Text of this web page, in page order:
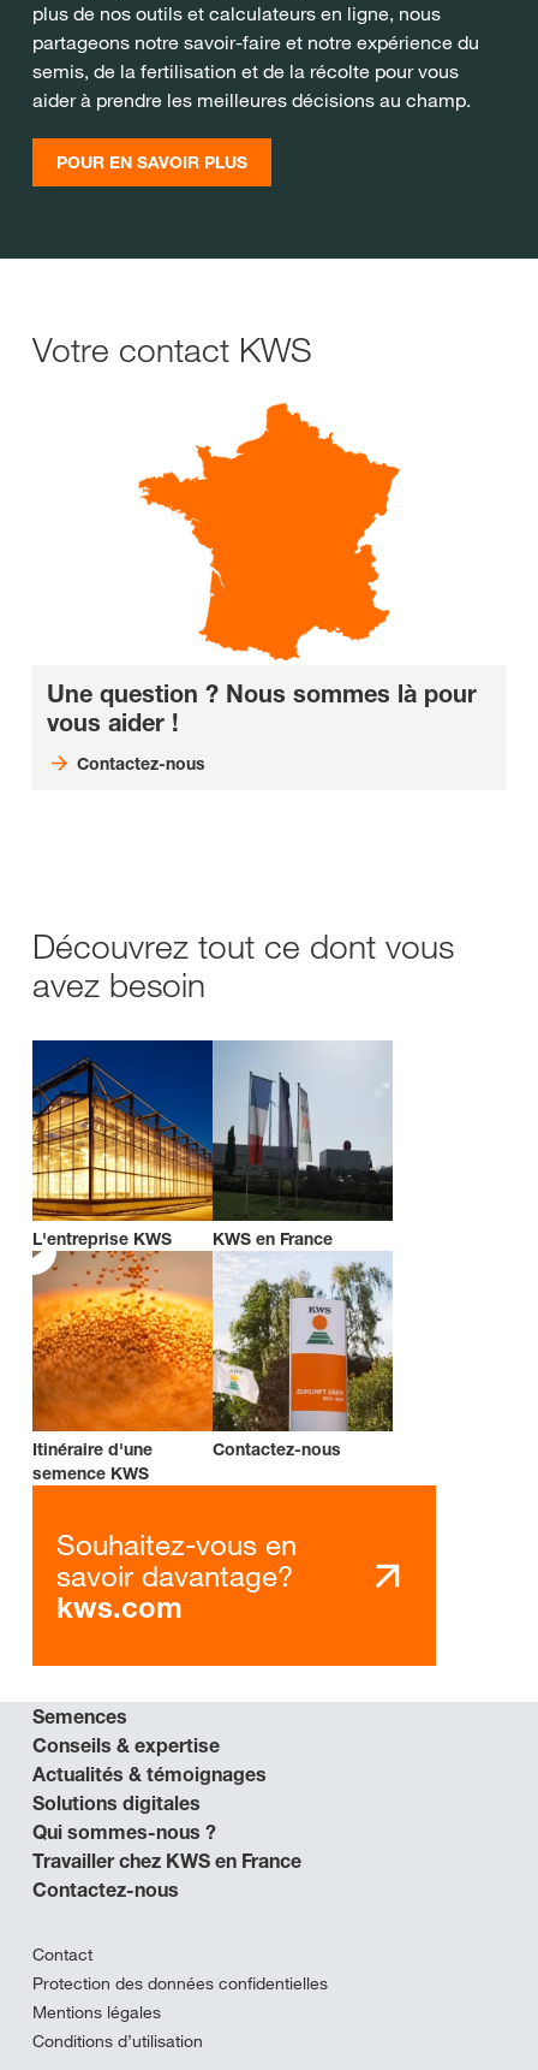
plus de nos outils et calculateurs en ligne, nous
partageons notre savoir-faire et notre expérience du
semis, de la fertilisation et de la récolte pour vous
aider à prendre les meilleures décisions au champ.
POUR EN SAVOIR PLUS
Votre contact KWS
Une question ? Nous sommes là pour
vous aider !
Contactez-nous
Découvrez tout ce dont vous
avez besoin
L'entreprise KWS KWS en France
Itinéraire d'une
semence KWS
Contactez-nous
Souhaitez-vous en
savoir davantage?
kws.com
Semences
Conseils & expertise
Actualités & témoignages
Solutions digitales
Qui sommes-nous ?
Travailler chez KWS en France
Contactez-nous
Contact
Protection des données confidentielles
Mentions légales
Conditions d’utilisation